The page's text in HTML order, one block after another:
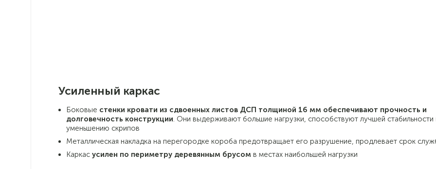
Усиленный каркас
Боковые стенки кровати из сдвоенных листов ДСП толщиной 16 мм обеспечивают прочность и
долговечность конструкции. Они выдерживают большие нагрузки, способствуют лучшей стабильности
уменьшению скрипов
Металлическая накладка на перегородке короба предотвращает его разрушение, продлевает срок
Каркас усилен по периметру деревянным брусом в местах наибольшей нагрузки